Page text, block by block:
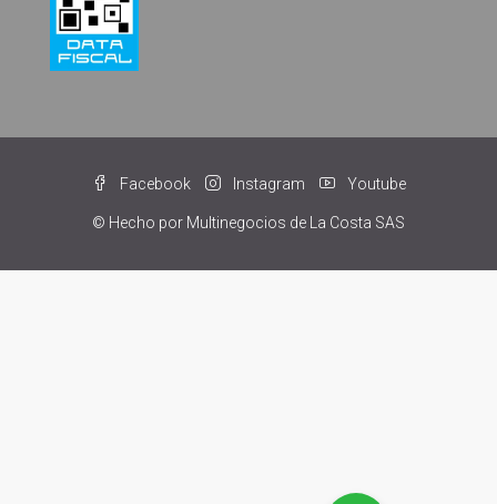
Facebook Instagram Youtube
© Hecho por Multinegocios de La Costa SAS